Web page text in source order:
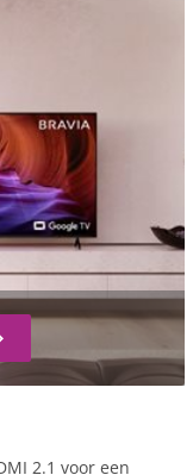
2.1 voor een